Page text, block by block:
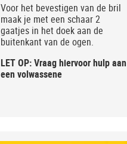
Voor het bevestigen van de bril
maak je met een schaar 2
gaatjes in het doek aan de
buitenkant van de ogen.
LET OP: Vraag hiervoor hulp aan
een volwassene